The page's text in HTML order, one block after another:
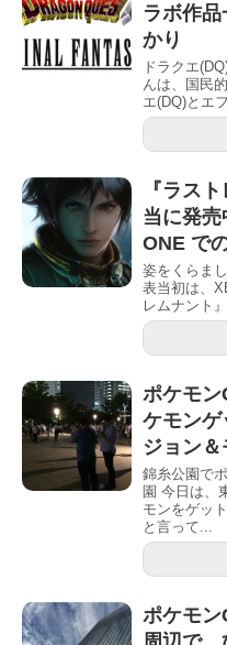
ラボ作
かり
ドラクエ
んは、国民
エ(DQ)とエ
『ラス
当に発
ONE で
姿をくらま
表当初は、
レムナント
ポケモン
ケモンゲ
ジョン
錦糸公園で
園 今日は、
モンをゲッ
と言って...
ポケモン